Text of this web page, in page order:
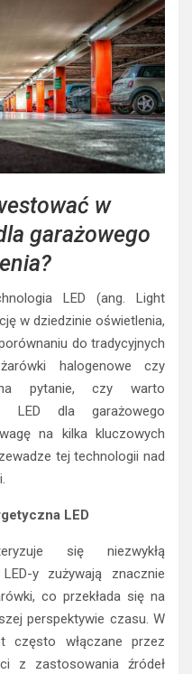
w
garażowego
LED (ang. Light
w dziedzinie oświetlenia,
do tradycyjnych
halogenowe czy
na pytanie, czy warto
LED dla garażowego
na kilka kluczowych
tej technologii nad
LED
się niezwykłą
y zużywają znacznie
co przekłada się na
perspektywie czasu. W
często włączane przez
z zastosowania źródeł